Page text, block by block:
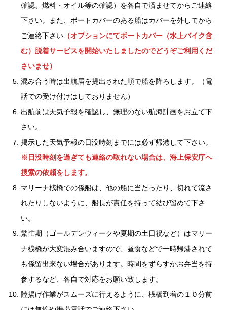
確認、燃料・オイル等の確認）を各自で済ませてからご連絡
下さい。また、ボートカバーのある船はカバーを外してから
ご連絡下さい （オプションにてボートカバー（水上バイク含
む）脱着サービスを開始いたしましたのでどうぞご利用くだ
さいませ）
混み合う時は出航届を提出された順で船を降ろします。（電
話での受け付けはしておりません）
出航前は天気予報を確認し、無理のない航海計画をお立て下
さい。
掲示した天気予報の日没時刻までには必ず帰港して下さい。
※日没時刻を過ぎても連絡の取れない場合は、海上保安庁へ
捜索の依頼をします。
マリーナ桟橋での係船は、他の船に当たったり、切れて流さ
れたりしないように、船長が責任を持って結び留めて下さ
い。
繁忙期（ゴールデンウィークや夏期の土日祝など）はマリー
ナ桟橋が大変混み合いますので、昼食などで一時帰港されて
も係留出来ない場合があります。時間をずらすかお弁当を持
参するなど、各自で対応をお願い致します。
陸揚げ作業がスムーズに行えるように、桟橋到着の１０分前